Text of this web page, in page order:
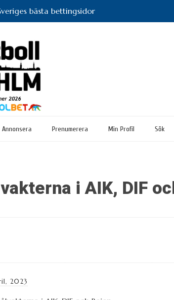
bästa bettingsidor
Annonsera Prenumerera Min Profil Sök
i AIK, DIF
2023